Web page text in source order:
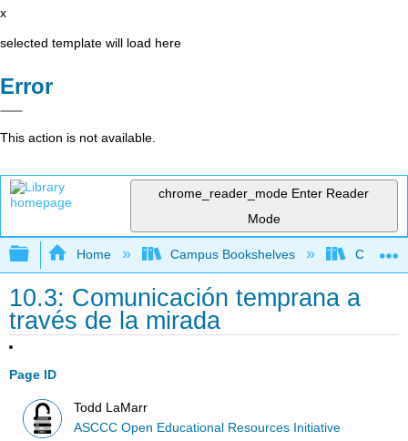
x
selected template will load here
Error
This action is not available.
chrome_reader_mode Enter Reader
Mode
Expand/collapse global hierarchy
Home Campus Bookshelves Cerro
10.3: Comunicación temprana a
través de la mirada
Page ID
Todd LaMarr
ASCCC Open Educational Resources Initiative